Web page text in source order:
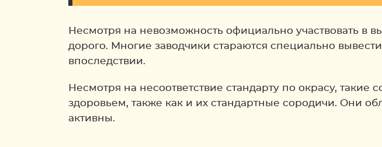
Несмотря на невозможность официально участвовать в
дорого. Многие заводчики стараются специально
впоследствии.
Несмотря на несоответствие стандарту по окрасу,
здоровьем, также как и их стандартные сородичи. Они
активны.